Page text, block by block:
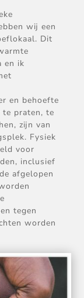
wij een
Dit
en ik
en behoefte
te praten, te
zijn van
Fysiek
voor
inclusief
afgelopen
tegen
worden